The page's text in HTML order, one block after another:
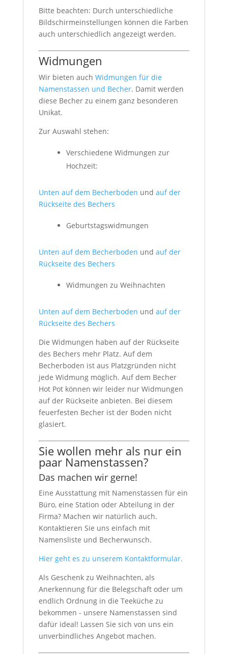
Bitte beachten: Durch unterschiedliche
Bildschirmeinstellungen können die Farben
auch unterschiedlich angezeigt werden.
Widmungen
Wir bieten auch Widmungen für die
Namenstassen und Becher. Damit werden
diese Becher zu einem ganz besonderen
Unikat.
Zur Auswahl stehen:
Verschiedene Widmungen zur
Hochzeit:
Unten auf dem Becherboden und auf der
Rückseite des Bechers
Geburtstagswidmungen
Unten auf dem Becherboden und auf der
Rückseite des Bechers
Widmungen zu Weihnachten
Unten auf dem Becherboden und auf der
Rückseite des Bechers
Die Widmungen haben auf der Rückseite
des Bechers mehr Platz. Auf dem
Becherboden ist aus Platzgründen nicht
jede Widmung möglich. Auf dem Becher
Hot Pot können wir leider nur Widmungen
auf der Rückseite anbieten. Bei diesem
feuerfesten Becher ist der Boden nicht
glasiert.
Sie wollen mehr als nur ein
paar Namenstassen?
Das machen wir gerne!
Eine Ausstattung mit Namenstassen für ein
Büro, eine Station oder Abteilung in der
Firma? Machen wir natürlich auch.
Kontaktieren Sie uns einfach mit
Namensliste und Becherwunsch.
Hier geht es zu unserem Kontaktformular.
Als Geschenk zu Weihnachten, als
Anerkennung für die Belegschaft oder um
endlich Ordnung in die Teeküche zu
bekommen - unsere Namenstassen sind
dafür ideal! Lassen Sie sich von uns ein
unverbindliches Angebot machen.